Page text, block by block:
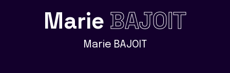
Marie BAJOIT
Marie BAJOIT